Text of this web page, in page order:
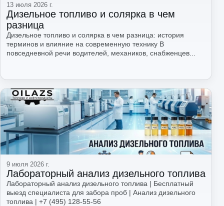
13 июля 2026 г.
Дизельное топливо и солярка в чем
разница
Дизельное топливо и солярка в чем разница: история
терминов и влияние на современную технику В
повседневной речи водителей, механиков, снабженцев...
Читать
9 июля 2026 г.
Лабораторный анализ дизельного топлива
Лабораторный анализ дизельного топлива | Бесплатный
выезд специалиста для забора проб | Анализ дизельного
топлива | +7 (495) 128-55-56